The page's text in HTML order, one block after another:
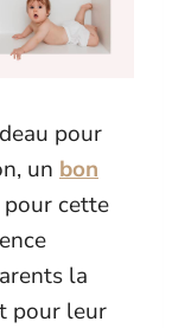
pour
un bon
cette
la
pour leur